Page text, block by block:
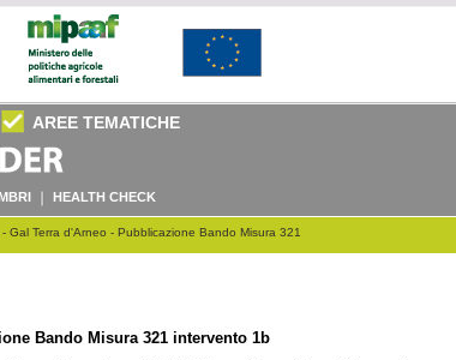
AREE TEMATICHE
HEALTH CHECK
Gal Terra d'Arneo - Pubblicazione Bando Misura 321
Bando Misura 321 intervento 1b